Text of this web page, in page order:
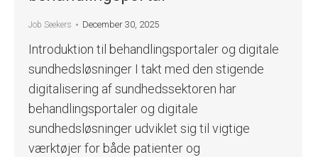
Job Seekers December 30, 2025
Introduktion til behandlingsportaler og digitale
sundhedsløsninger I takt med den stigende
digitalisering af sundhedssektoren har
behandlingsportaler og digitale
sundhedsløsninger udviklet sig til vigtige
værktøjer for både patienter og